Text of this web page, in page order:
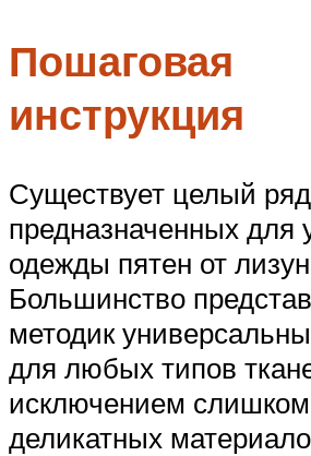
Пошаговая
инструкция
Существует целый
предназначенных для
одежды пятен от
Большинство
методик
для любых типов
исключением слишком
деликатных